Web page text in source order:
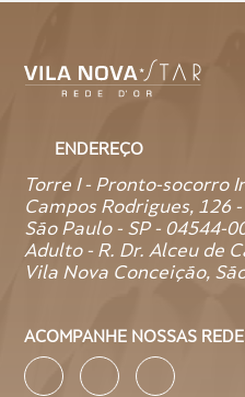
ENDEREÇO
Torre I - Pronto-socorro
Campos Rodrigues, 126
São Paulo - SP - 04544-
Adulto - R. Dr. Alceu de
Vila Nova Conceição,
ACOMPANHE NOSSAS